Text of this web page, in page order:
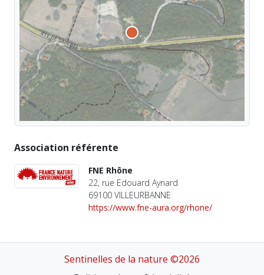
Association référente
FNE Rhône
22, rue Edouard Aynard
69100 VILLEURBANNE
https://www.fne-aura.org/rhone/
Sentinelles de la nature ©2026